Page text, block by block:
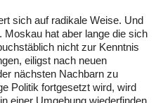
sich auf radikale Weise. Und
hat aber lange die sich
nicht zur Kenntnis
eiligst nach neuen
nächsten Nachbarn zu
Politik fortgesetzt wird, wird